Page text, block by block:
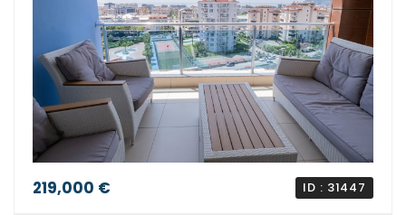
219,000 € ID : 31447